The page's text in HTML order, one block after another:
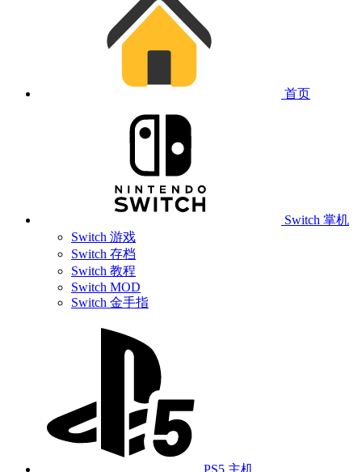
首页
Switch 掌机
Switch 游戏
Switch 存档
Switch 教程
Switch MOD
Switch 金手指